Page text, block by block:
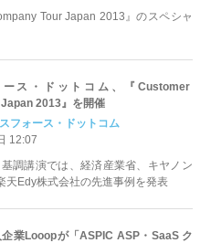
Tour Japan 2013』のスペシャ
ス・ドットコム、『Customer
2013』を開催
フォース・ドットコム
12:07
調講演では、経済産業省、キヤノン
天Edy株式会社の先進事例を発表
業Looopが「ASPIC ASP・SaaS ク